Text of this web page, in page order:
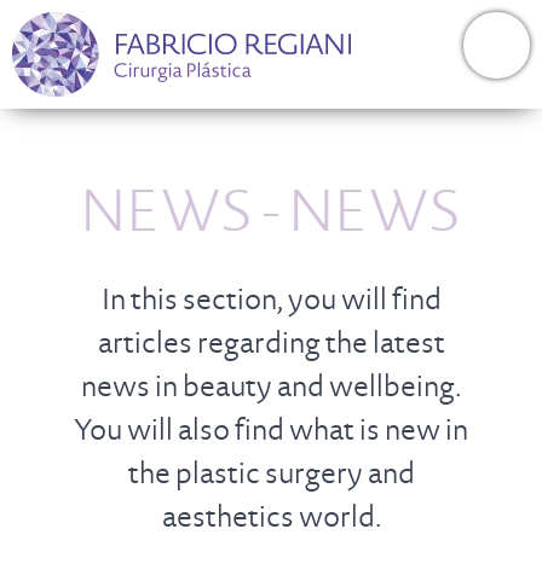
NEWS - NEWS
In this section, you will find
articles regarding the latest
news in beauty and wellbeing.
You will also find what is new in
the plastic surgery and
aesthetics world.